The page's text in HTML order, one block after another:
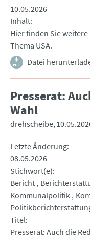
10.05.2026
Inhalt
Hier finden Sie
Thema USA.
Datei
Presserat:
Wahl
drehscheibe
Letzte Änderung
08.05.2026
Stichwort(e)
Bericht
Kommunalpolitik
Titel
Presserat: Auch die